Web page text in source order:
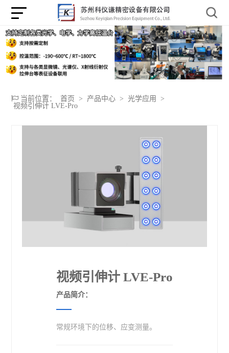
当前位置： 首页 > 产品中心 > 光学应用
>
视频引伸计 LVE-Pro
视频引伸计 LVE-Pro
产品简介：
常规环境下的位移、应变测量。